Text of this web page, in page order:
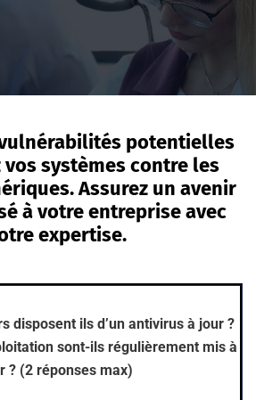
potentielles
systèmes contre les
Assurez un avenir
à votre entreprise avec
expertise.
disposent ils d’un antivirus à jour ?
sont-ils régulièrement mis à
? (2 réponses max)